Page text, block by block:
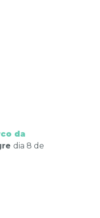
da
dia 8 de